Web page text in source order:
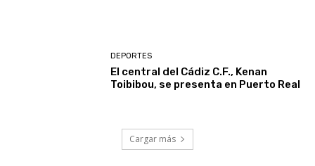
DEPORTES
El central del Cádiz C.F., Kenan
Toibibou, se presenta en Puerto Real
Cargar más